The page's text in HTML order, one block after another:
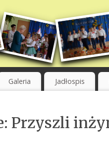
Galeria Jadłospis
Przyszli